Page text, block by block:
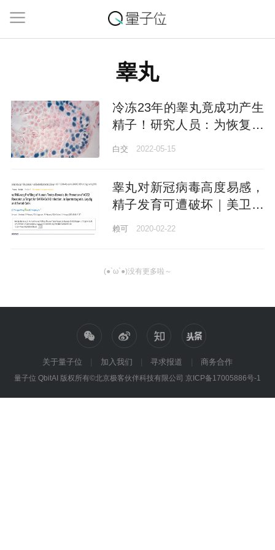
睾丸
冷冻23年的睾丸竟成功产生
精子！研究人员：为恢复生
育能力提供新思路
白交 2022-05-15
睾丸对新冠病毒高度易感，
精子发育可遭破坏｜美卫生
院最新研究
赖可 2020-02-22
(●`ω`●)没有更多啦～
关于量子位 加入我们 寻求报道
商务合作
量子位 QbitAI 版权所有©北京极客伙伴科技有限公司 京ICP备17005886号-1